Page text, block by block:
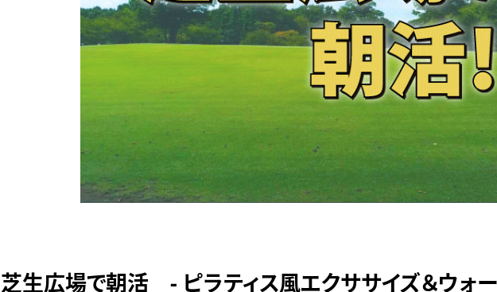
芝生広場で朝活 - ピラティス風エクササイズ＆ウォ